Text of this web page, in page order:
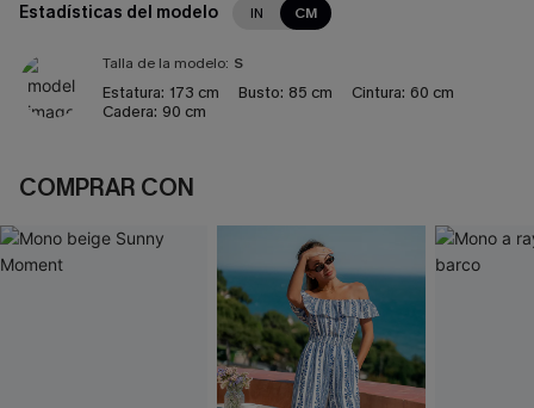
Estadísticas del modelo IN CM
Talla de la modelo: S
Estatura: 173 cm Busto: 85 cm Cintura: 60 cm
Cadera: 90 cm
COMPRAR CON